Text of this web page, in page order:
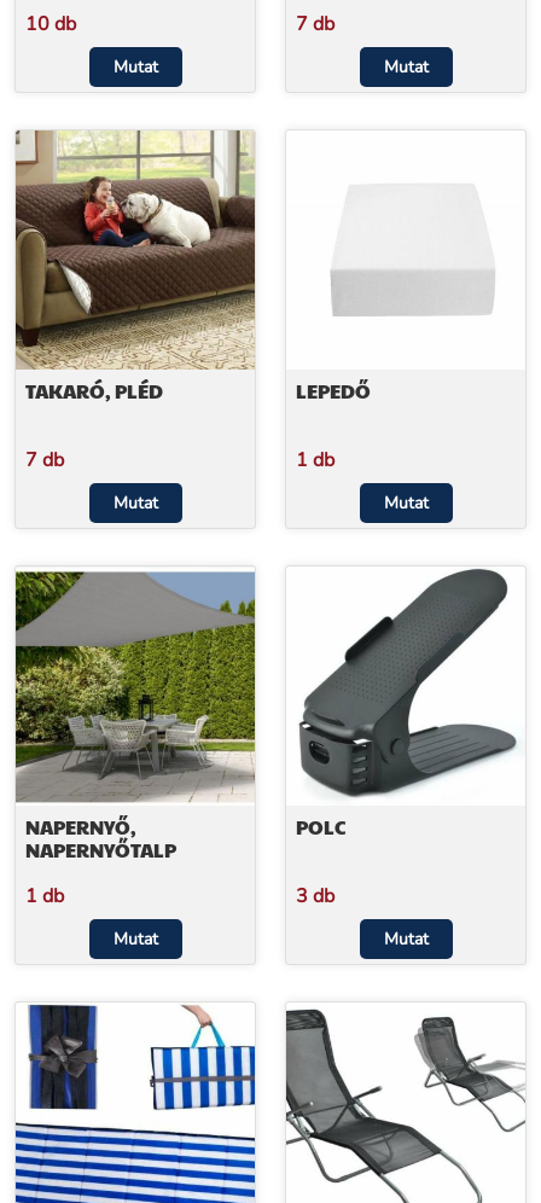
10 db
Mutat
7 db
Mutat
TAKARÓ, PLÉD
7 db
Mutat
LEPEDŐ
1 db
Mutat
NAPERNYŐ,
NAPERNYŐTALP
1 db
Mutat
POLC
3 db
Mutat